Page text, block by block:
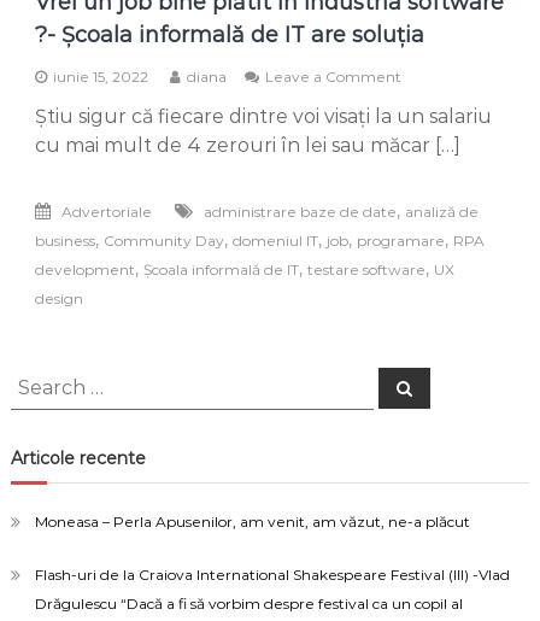
?- Școala informală de IT are soluția
iunie 15, 2022 diana Leave a Comment
un
job
software
?
IT
are
Știu sigur că fiecare dintre voi visați la un salariu
cu mai mult de 4 zerouri în lei sau măcar […]
Advertoriale administrare baze de date, analiză de
business, Community Day, domeniul IT, job, programare, RPA
development, Școala informală de IT, testare software, UX
design
Search
for:
Search
Articole recente
Moneasa – Perla Apusenilor, am venit, am văzut, ne-a plăcut
Flash-uri de la Craiova International Shakespeare Festival (III) -Vlad
Drăgulescu “Dacă a fi să vorbim despre festival ca un copil al